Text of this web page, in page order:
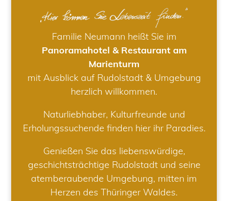
Familie Neumann heißt Sie im
Panoramahotel & Restaurant am
Marienturm
mit Ausblick auf Rudolstadt & Umgebung
herzlich willkommen.
Naturliebhaber, Kulturfreunde und
Erholungssuchende finden hier ihr Paradies.
Genießen Sie das liebenswürdige,
geschichtsträchtige Rudolstadt und seine
atemberaubende Umgebung, mitten im
Herzen des Thüringer Waldes.